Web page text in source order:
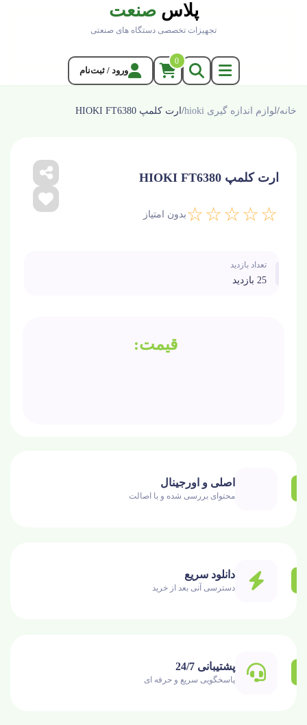
پلاس صنعت
تجهیزات تخصصی دستگاه های صنعتی
0
ورود / ثبت‌نام
خانه/لوازم اندازه گیری hioki / ارت کلمپ HIOKI FT6380
ارت کلمپ HIOKI FT6380
☆☆☆☆☆ بدون امتیاز
تعداد بازدید
25 بازدید
اصلی و اورجینال
محتوای بررسی شده و با اصالت
دانلود سریع
دسترسی آنی بعد از خرید
پشتیبانی 24/7
پاسخگویی سریع و حرفه ای